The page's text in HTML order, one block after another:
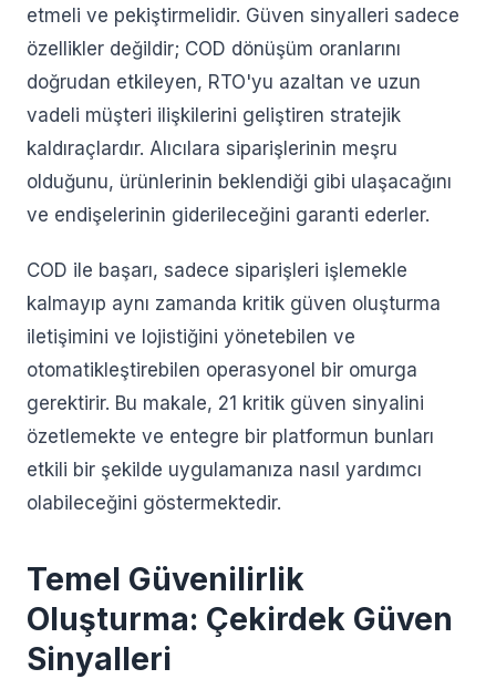
etmeli ve pekiştirmelidir. Güven sinyalleri sadece
özellikler değildir; COD dönüşüm oranlarını
doğrudan etkileyen, RTO'yu azaltan ve uzun
vadeli müşteri ilişkilerini geliştiren stratejik
kaldıraçlardır. Alıcılara siparişlerinin meşru
olduğunu, ürünlerinin beklendiği gibi ulaşacağını
ve endişelerinin giderileceğini garanti ederler.
COD ile başarı, sadece siparişleri işlemekle
kalmayıp aynı zamanda kritik güven oluşturma
iletişimini ve lojistiğini yönetebilen ve
otomatikleştirebilen operasyonel bir omurga
gerektirir. Bu makale, 21 kritik güven sinyalini
özetlemekte ve entegre bir platformun bunları
etkili bir şekilde uygulamanıza nasıl yardımcı
olabileceğini göstermektedir.
Temel Güvenilirlik
Oluşturma: Çekirdek Güven
Sinyalleri